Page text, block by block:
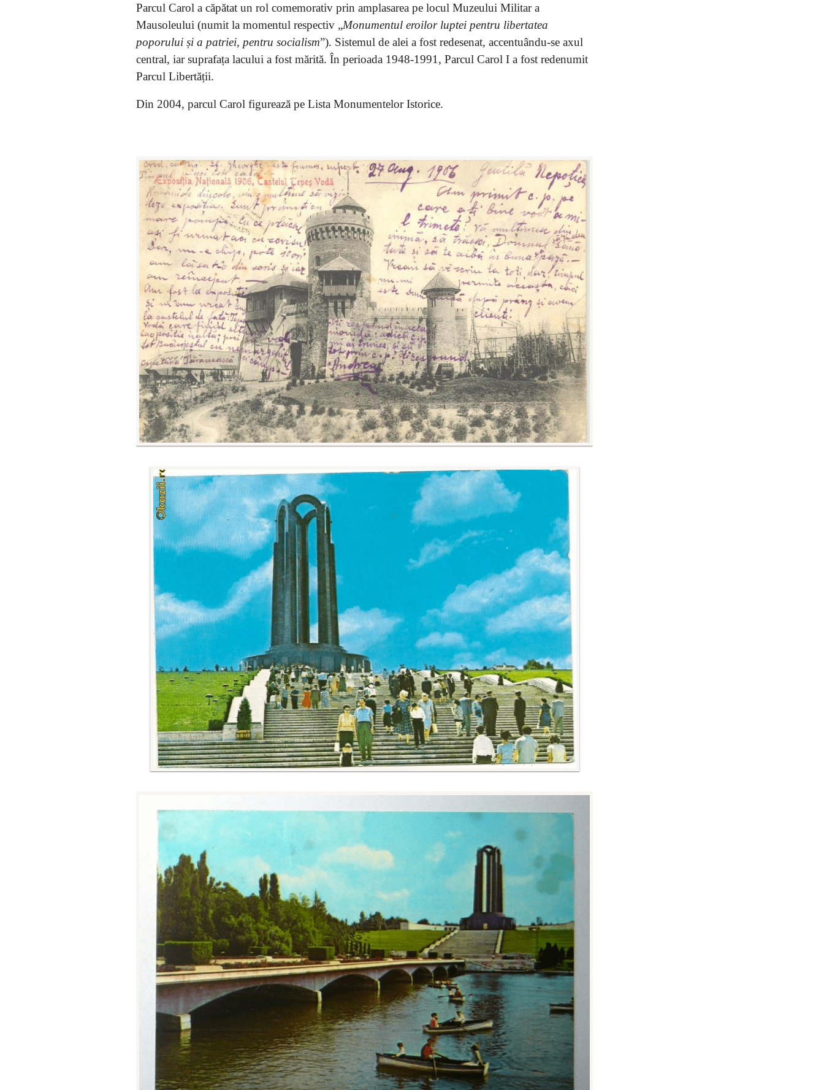
Parcul Carol a căpătat un rol comemorativ prin amplasarea pe locul Muzeului Militar a
Mausoleului (numit la momentul respectiv „Monumentul eroilor luptei pentru libertatea
poporului și a patriei, pentru socialism”). Sistemul de alei a fost redesenat, accentuându-se axul
central, iar suprafața lacului a fost mărită. În perioada 1948-1991, Parcul Carol I a fost redenumit
Parcul Libertății.
Din 2004, parcul Carol figurează pe Lista Monumentelor Istorice.